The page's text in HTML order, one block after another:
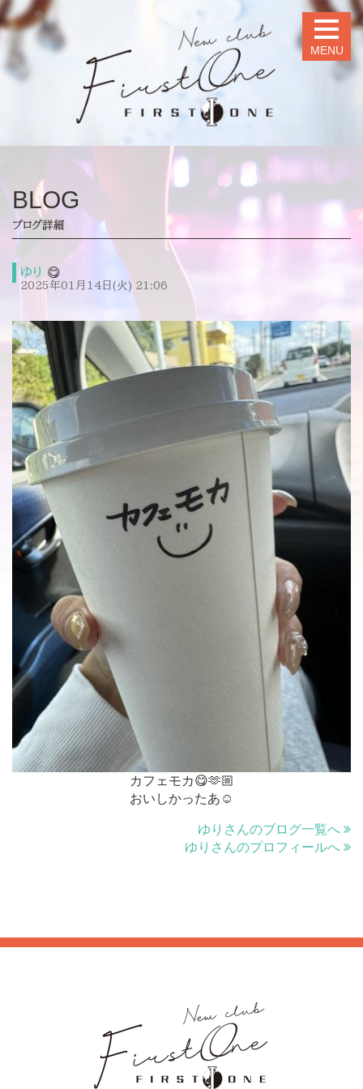
MENU
BLOG
ブログ詳細
ゆり 😋
2025年01月14日(火) 21:06
カフェモカ😋🫶🏼
おいしかったあ︎︎︎︎︎☺︎
ゆりさんのブログ一覧へ
ゆりさんのプロフィールへ